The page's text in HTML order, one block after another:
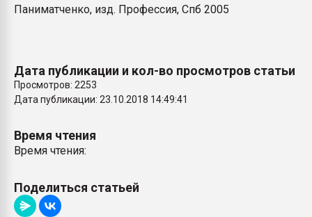
Паниматченко, изд. Профессия, Спб 2005
Дата публикации и кол-во просмотров статьи
Просмотров: 2253
Дата публикации: 23.10.2018 14:49:41
Время чтения
Время чтения:
Поделиться статьей